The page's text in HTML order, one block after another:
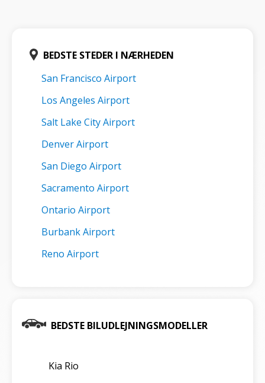
BEDSTE STEDER I NÆRHEDEN
San Francisco Airport
Los Angeles Airport
Salt Lake City Airport
Denver Airport
San Diego Airport
Sacramento Airport
Ontario Airport
Burbank Airport
Reno Airport
BEDSTE BILUDLEJNINGSMODELLER
Kia Rio